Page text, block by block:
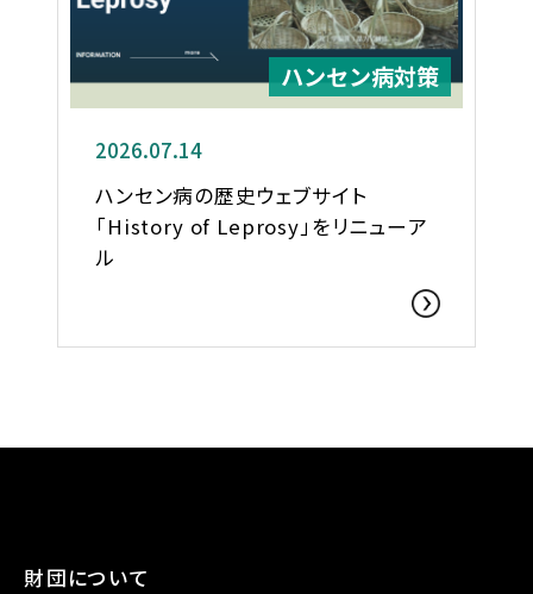
ハンセン病対策
2026.07.14
ハンセン病の歴史ウェブサイト
「History of Leprosy」をリニューア
ル
財団について